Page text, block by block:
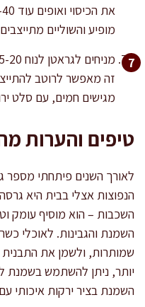
מופיע והשוליים
זה מאפשר לרוטב
מגישים חמים, עם סלט
טיפים והערות
לאורך השנים פיתחתי מספר
הנפוצות אצלי בבית היא
השכבות – הוא מוסיף
השמנת והגבינות. לאוכלי
שמותרות, ולשמן את התבנית
השמנת בציר ירקות איכותי